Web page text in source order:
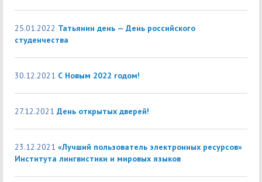
25.01.2022 Татьянин день — День российского
студенчества
30.12.2021 С Новым 2022 годом!
27.12.2021 День открытых дверей!
23.12.2021 «Лучший пользователь электронных ресурсов»
Института лингвистики и мировых языков